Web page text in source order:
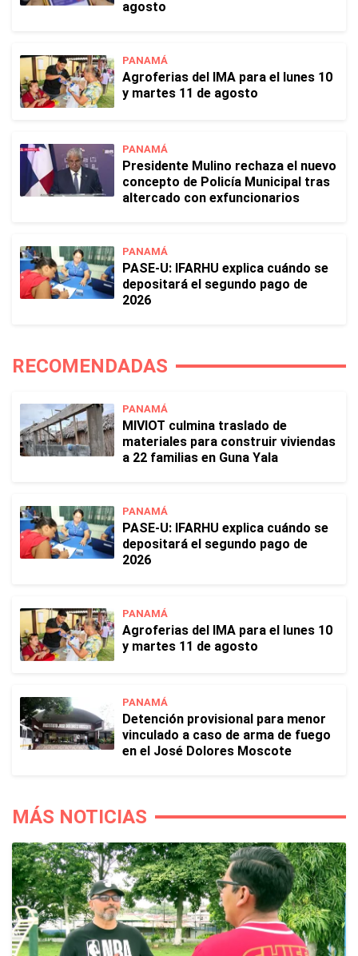
agosto
PANAMÁ
Agroferias del IMA para el lunes 10
y martes 11 de agosto
PANAMÁ
Presidente Mulino rechaza el nuevo
concepto de Policía Municipal tras
altercado con exfuncionarios
PANAMÁ
PASE-U: IFARHU explica cuándo se
depositará el segundo pago de
2026
RECOMENDADAS
PANAMÁ
MIVIOT culmina traslado de
materiales para construir viviendas
a 22 familias en Guna Yala
PANAMÁ
PASE-U: IFARHU explica cuándo se
depositará el segundo pago de
2026
PANAMÁ
Agroferias del IMA para el lunes 10
y martes 11 de agosto
PANAMÁ
Detención provisional para menor
vinculado a caso de arma de fuego
en el José Dolores Moscote
MÁS NOTICIAS